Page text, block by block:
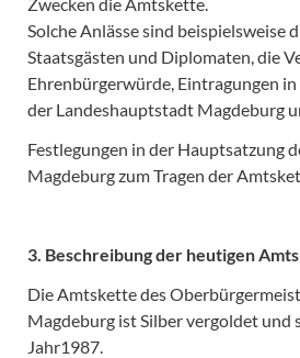
Solche Anlässe sind beispielsweise
Staatsgästen und Diplomaten, die
Ehrenbürgerwürde, Eintragungen in
der Landeshauptstadt Magdeburg
Festlegungen in der Hauptsatzung
Magdeburg zum Tragen der
3. Beschreibung der heutigen
Die Amtskette des
Magdeburg ist Silber vergoldet und
Jahr1987.